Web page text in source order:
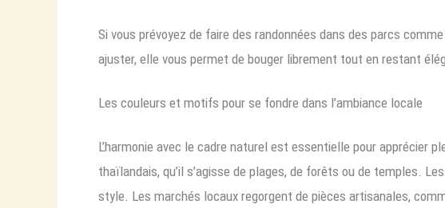
Si vous prévoyez de faire des randonnées dans des parcs
ajuster, elle vous permet de bouger librement tout en restant
Les couleurs et motifs pour se fondre dans l’ambiance locale
L’harmonie avec le cadre naturel est essentielle pour apprécier
thaïlandais, qu’il s’agisse de plages, de forêts ou de temples.
style. Les marchés locaux regorgent de pièces artisanales,